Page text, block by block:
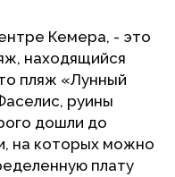
Кемера, - это
находящийся
пляж «Лунный
руины
дошли до
на которых можно
плату